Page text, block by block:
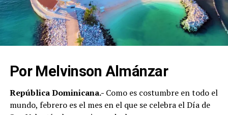
Por Melvinson Almánzar
República Dominicana.- Como es costumbre en todo el
mundo, febrero es el mes en el que se celebra el Día de